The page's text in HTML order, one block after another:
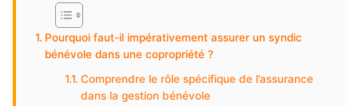
Pourquoi faut-il impérativement assurer un syndic
bénévole dans une copropriété ?
Comprendre le rôle spécifique de l’assurance
dans la gestion bénévole